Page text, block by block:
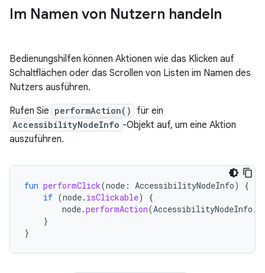
Im Namen von Nutzern handeln
Bedienungshilfen können Aktionen wie das Klicken auf
Schaltflächen oder das Scrollen von Listen im Namen des
Nutzers ausführen.
Rufen Sie performAction() für ein
AccessibilityNodeInfo -Objekt auf, um eine Aktion
auszuführen.
fun performClick(node : AccessibilityNodeInfo)
{
if (node. isClickable)
{
node.performAction(AccessibilityNodeInfo .
}
}